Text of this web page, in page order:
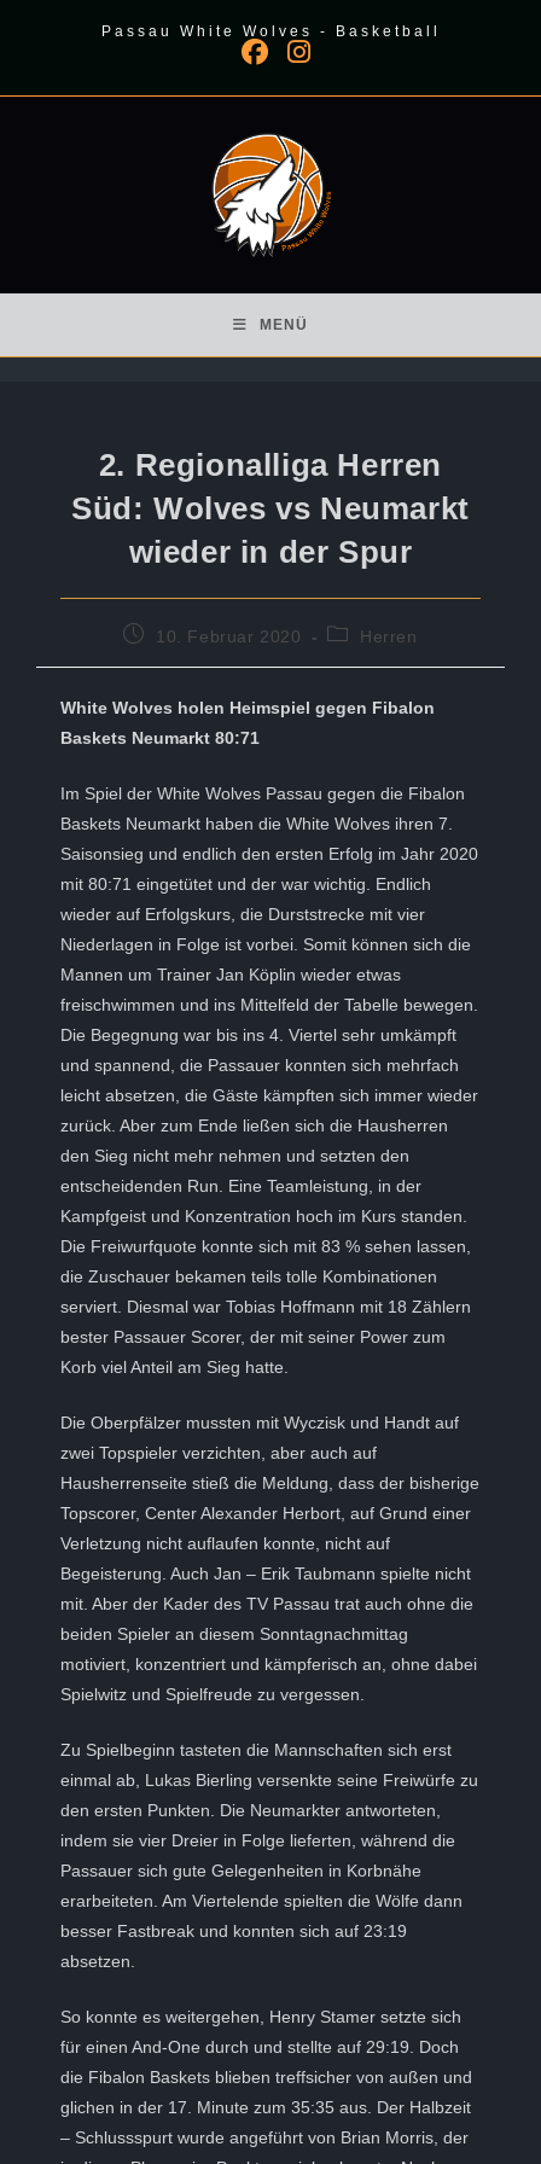
Passau White Wolves - Basketball
MENÜ
2. Regionalliga Herren
Süd: Wolves vs Neumarkt
wieder in der Spur
Beitrag10. Februar 2020
Beitrags-
Herren
White Wolves holen Heimspiel gegen Fibalon
Baskets Neumarkt 80:71
Im Spiel der White Wolves Passau gegen die Fibalon
Baskets Neumarkt haben die White Wolves ihren 7.
Saisonsieg und endlich den ersten Erfolg im Jahr 2020
mit 80:71 eingetütet und der war wichtig. Endlich
wieder auf Erfolgskurs, die Durststrecke mit vier
Niederlagen in Folge ist vorbei. Somit können sich die
Mannen um Trainer Jan Köplin wieder etwas
freischwimmen und ins Mittelfeld der Tabelle bewegen.
Die Begegnung war bis ins 4. Viertel sehr umkämpft
und spannend, die Passauer konnten sich mehrfach
leicht absetzen, die Gäste kämpften sich immer wieder
zurück. Aber zum Ende ließen sich die Hausherren
den Sieg nicht mehr nehmen und setzten den
entscheidenden Run. Eine Teamleistung, in der
Kampfgeist und Konzentration hoch im Kurs standen.
Die Freiwurfquote konnte sich mit 83 % sehen lassen,
die Zuschauer bekamen teils tolle Kombinationen
serviert. Diesmal war Tobias Hoffmann mit 18 Zählern
bester Passauer Scorer, der mit seiner Power zum
Korb viel Anteil am Sieg hatte.
Die Oberpfälzer mussten mit Wyczisk und Handt auf
zwei Topspieler verzichten, aber auch auf
Hausherrenseite stieß die Meldung, dass der bisherige
Topscorer, Center Alexander Herbort, auf Grund einer
Verletzung nicht auflaufen konnte, nicht auf
Begeisterung. Auch Jan – Erik Taubmann spielte nicht
mit. Aber der Kader des TV Passau trat auch ohne die
beiden Spieler an diesem Sonntagnachmittag
motiviert, konzentriert und kämpferisch an, ohne dabei
Spielwitz und Spielfreude zu vergessen.
Zu Spielbeginn tasteten die Mannschaften sich erst
einmal ab, Lukas Bierling versenkte seine Freiwürfe zu
den ersten Punkten. Die Neumarkter antworteten,
indem sie vier Dreier in Folge lieferten, während die
Passauer sich gute Gelegenheiten in Korbnähe
erarbeiteten. Am Viertelende spielten die Wölfe dann
besser Fastbreak und konnten sich auf 23:19
absetzen.
So konnte es weitergehen, Henry Stamer setzte sich
für einen And-One durch und stellte auf 29:19. Doch
die Fibalon Baskets blieben treffsicher von außen und
glichen in der 17. Minute zum 35:35 aus. Der Halbzeit
– Schlussspurt wurde angeführt von Brian Morris, der